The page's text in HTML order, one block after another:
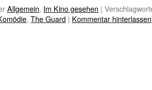
Allgemein, Im Kino gesehen |
, The Guard | Kommentar hinterlassen